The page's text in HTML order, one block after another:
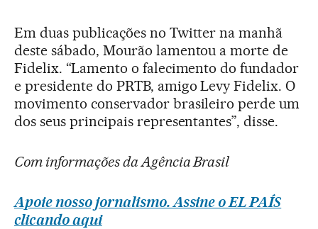
Em duas publicações no Twitter na manhã
deste sábado, Mourão lamentou a morte de
Fidelix. “Lamento o falecimento do fundador
e presidente do PRTB, amigo Levy Fidelix. O
movimento conservador brasileiro perde um
dos seus principais representantes”, disse.
Com informações da Agência Brasil
Apoie nosso jornalismo. Assine o EL PAÍS
clicando aqui